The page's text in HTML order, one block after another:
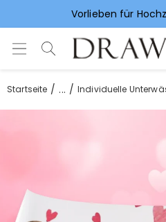
Vorlieben für
Startseite ... Individuelle